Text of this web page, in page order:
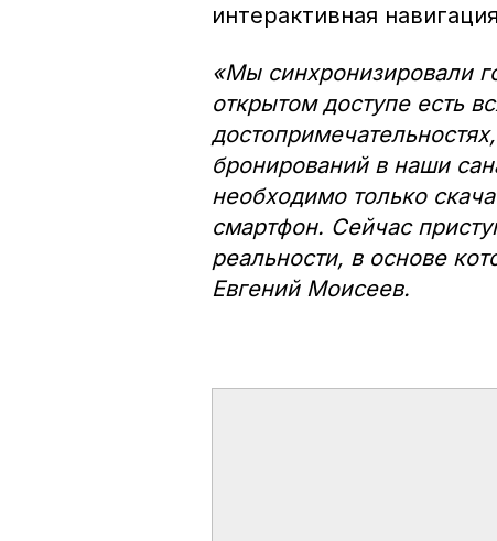
интерактивная
«Мы синхронизировали
открытом доступе есть
бронирований в наши
необходимо только
смартфон. Сейчас
реальности, в основе
Евгений Моисеев.